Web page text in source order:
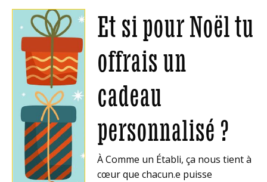
Et si pour Noël tu
offrais un
cadeau
personnalisé ?
À Comme un Établi, ça nous tient à
cœur que chacun.e puisse